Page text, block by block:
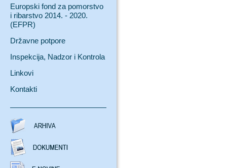
Europski fond za pomorstvo
i ribarstvo 2014. - 2020.
(EFPR)
Državne potpore
Inspekcija, Nadzor i Kontrola
Linkovi
Kontakti